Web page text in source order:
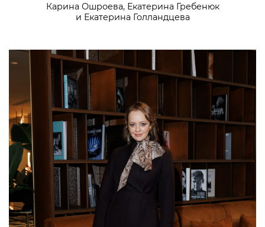
Карина Ошроева, Екатерина Гребенюк
и Екатерина Голландцева